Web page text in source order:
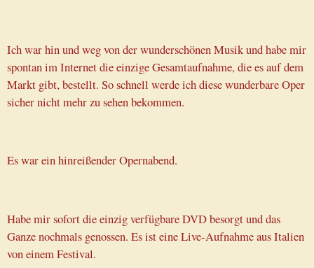
Ich war hin und weg von der wunderschönen Musik und habe mir
spontan im Internet die einzige Gesamtaufnahme, die es auf dem
Markt gibt, bestellt. So schnell werde ich diese wunderbare Oper
sicher nicht mehr zu sehen bekommen.
Es war ein hinreißender Opernabend.
Habe mir sofort die einzig verfügbare DVD besorgt und das
Ganze nochmals genossen. Es ist eine Live-Aufnahme aus Italien
von einem Festival.